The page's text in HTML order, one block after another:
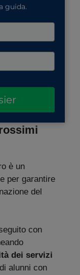
guida.
è un
per garantire
del
con
dei servizi
alunni con